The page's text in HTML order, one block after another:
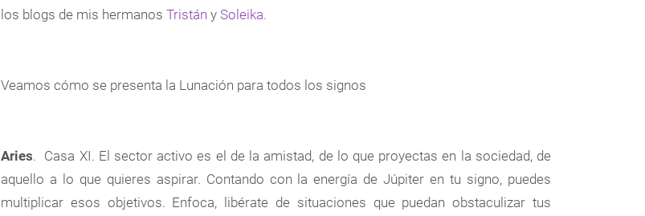
los blogs de mis hermanos Tristán y Soleika.
Veamos cómo se presenta la Lunación para todos los signos
Aries. Casa XI. El sector activo es el de la amistad, de lo que proyectas en la sociedad, de
aquello a lo que quieres aspirar. Contando con la energía de Júpiter en tu signo, puedes
multiplicar esos objetivos. Enfoca, libérate de situaciones que puedan obstaculizar tus